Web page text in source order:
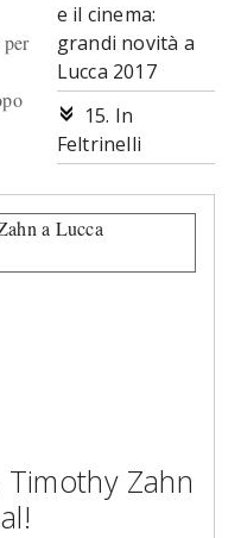
e il cinema:
grandi novità a
Lucca 2017
15. In
Feltrinelli
Zahn